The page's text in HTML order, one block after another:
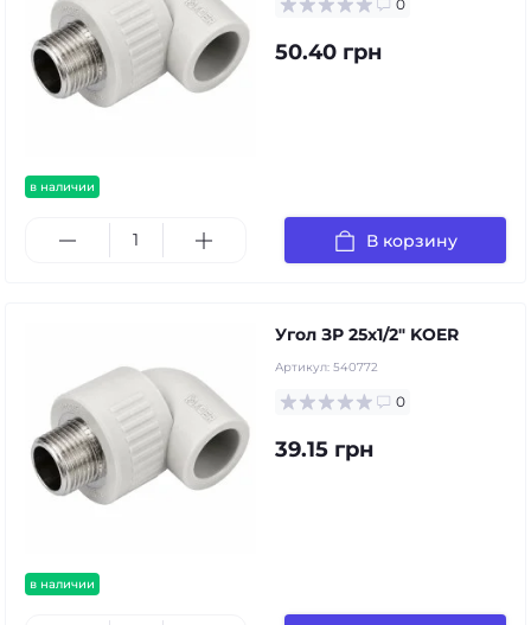
в наличии
0
50.40 грн
В корзину
в наличии
Угол ЗР 25х1/2" KOER
Артикул: 540772
0
39.15 грн